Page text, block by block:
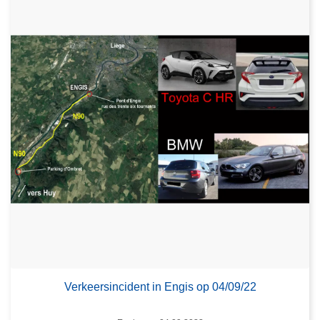
Verkeersincident in Engis op 04/09/22